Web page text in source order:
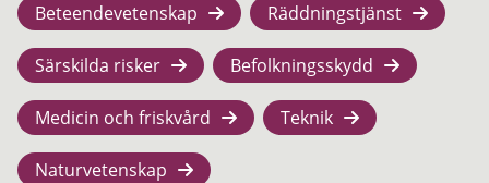
Beteendevetenskap Räddningstjänst
Särskilda risker Befolkningsskydd
Medicin och friskvård Teknik
Naturvetenskap